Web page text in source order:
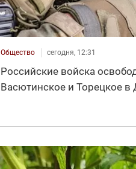
Общество сегодня, 12:31
Российские войска
Васютинское и Торецкое в